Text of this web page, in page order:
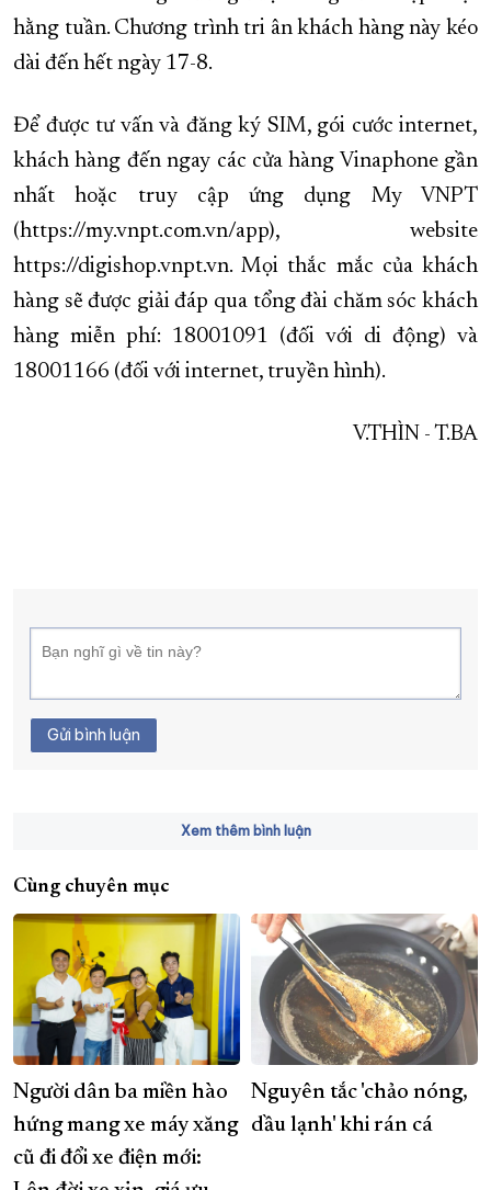
hằng tuần. Chương trình tri ân khách hàng này kéo
dài đến hết ngày 17-8.
Để được tư vấn và đăng ký SIM, gói cước internet,
khách hàng đến ngay các cửa hàng Vinaphone gần
nhất hoặc truy cập ứng dụng My VNPT
(https://my.vnpt.com.vn/app), website
https://digishop.vnpt.vn. Mọi thắc mắc của khách
hàng sẽ được giải đáp qua tổng đài chăm sóc khách
hàng miễn phí: 18001091 (đối với di động) và
18001166 (đối với internet, truyền hình).
V.THÌN - T.BA
Gửi bình luận
Xem thêm bình luận
Cùng chuyên mục
Người dân ba miền hào
hứng mang xe máy xăng
cũ đi đổi xe điện mới:
Nguyên tắc 'chảo nóng,
dầu lạnh' khi rán cá